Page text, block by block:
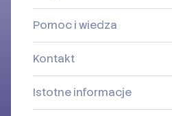
Pomoc i wiedza
Kontakt
Istotne informacje